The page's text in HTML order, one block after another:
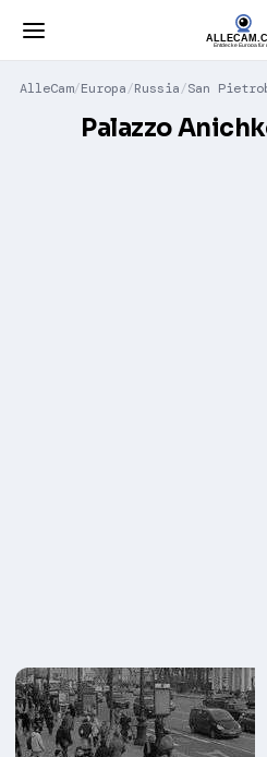
AlleCam Europa Russia San
Palazzo